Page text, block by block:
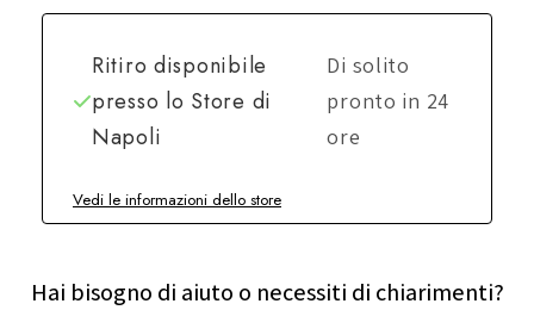
Ritiro disponibile
presso lo Store di
Napoli
Di solito
pronto in 24
ore
Vedi le informazioni dello store
Hai bisogno di aiuto o necessiti di chiarimenti?